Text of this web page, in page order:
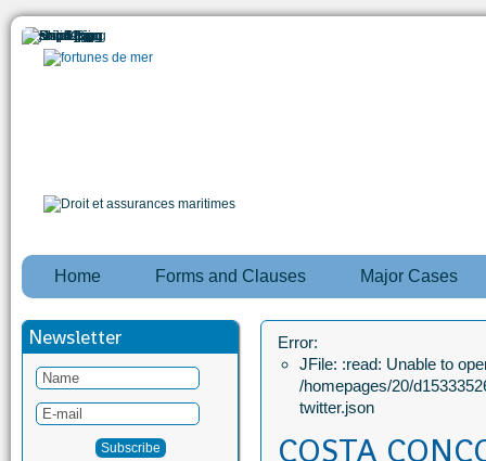
Home Forms and Clauses Major Cases
Newsletter
Error:
JFile: :read: Unable to
/homepages/20/
twitter.json
COSTA